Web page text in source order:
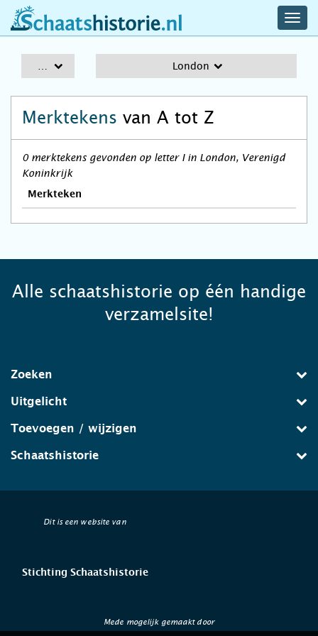
schaatshistorie.nl
London
Merktekens van A tot Z
0 merktekens gevonden op letter I in London, Verenigd
Koninkrijk
Merkteken
Alle schaatshistorie op één handige
verzamelsite!
Zoeken
Uitgelicht
Toevoegen / wijzigen
Schaatshistorie
Dit is een website van
Stichting Schaatshistorie
Mede mogelijk gemaakt door